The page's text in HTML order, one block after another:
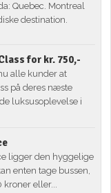
Quebec. Montreal
destination.
for kr. 750,-
alle kunder at
på deres næste
luksusoplevelse i
ligger den hyggelige
enten tage bussen,
kroner eller...